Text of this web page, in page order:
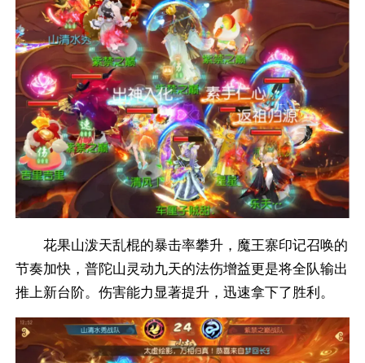
花果山泼天乱棍的暴击率攀升，魔王寨印记召唤的
节奏加快，普陀山灵动九天的法伤增益更是将全队输出
推上新台阶。伤害能力显著提升，迅速拿下了胜利。